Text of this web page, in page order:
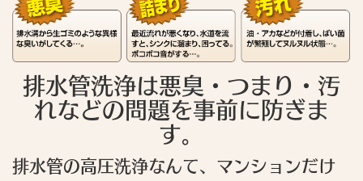
排水管洗浄は悪臭・つまり・汚
れなどの問題を事前に防ぎま
す。
排水管の高圧洗浄なんて、マンションだけ